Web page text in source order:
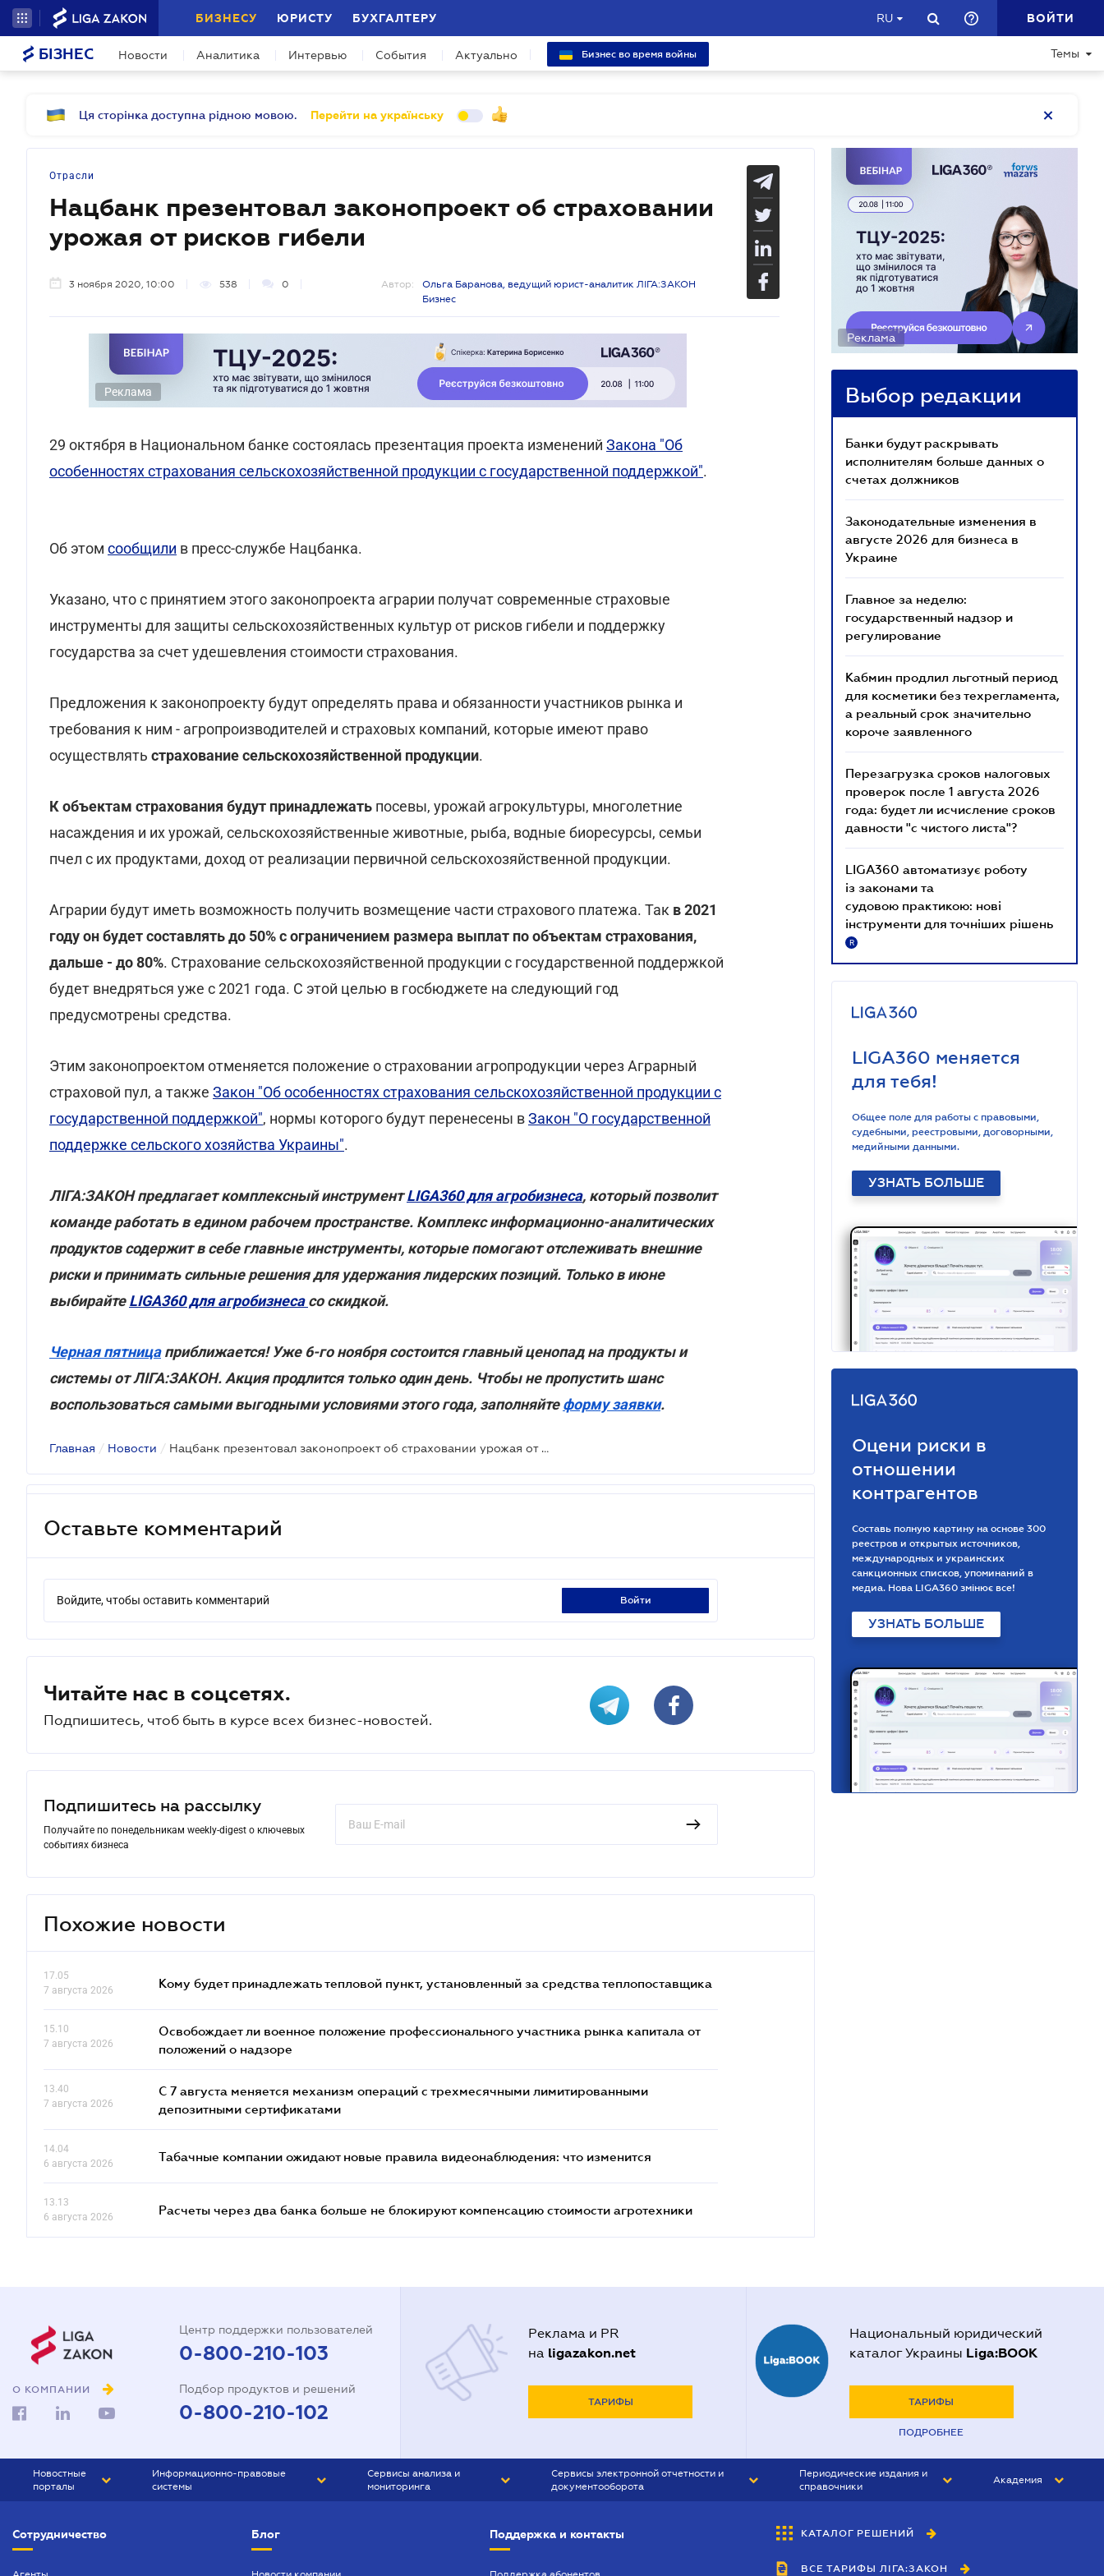
БИЗНЕСУ ЮРИСТУ БУХГАЛТЕРУ RU ВОЙТИ
БІЗНЕС Новости Аналитика Интервью События Актуально Бизнес во время войны Темы
Ця сторінка доступна рідною мовою. Перейти на українську
Отрасли
Нацбанк презентовал законопроект об страховании
урожая от рисков гибели
3 ноября 2020, 10:00 538 0 Автор:
Ольга Баранова, ведущий юрист-аналитик ЛІГА:ЗАКОН
Бизнес
Реклама
29 октября в Национальном банке состоялась презентация проекта изменений Закона "Об
особенностях страхования сельскохозяйственной продукции с государственной поддержкой".
Об этом сообщили в пресс-службе Нацбанка.
Указано, что с принятием этого законопроекта аграрии получат современные страховые
инструменты для защиты сельскохозяйственных культур от рисков гибели и поддержку
государства за счет удешевления стоимости страхования.
Предложения к законопроекту будут определять права и обязанности участников рынка и
требования к ним - агропроизводителей и страховых компаний, которые имеют право
осуществлять страхование сельскохозяйственной продукции.
К объектам страхования будут принадлежать посевы, урожай агрокультуры, многолетние
насаждения и их урожай, сельскохозяйственные животные, рыба, водные биоресурсы, семьи
пчел с их продуктами, доход от реализации первичной сельскохозяйственной продукции.
Аграрии будут иметь возможность получить возмещение части страхового платежа. Так в 2021
году он будет составлять до 50% с ограничением размера выплат по объектам страхования,
дальше - до 80%. Страхование сельскохозяйственной продукции с государственной поддержкой
будет внедряться уже с 2021 года. С этой целью в госбюджете на следующий год
предусмотрены средства.
Этим законопроектом отменяется положение о страховании агропродукции через Аграрный
страховой пул, а также Закон "Об особенностях страхования сельскохозяйственной продукции с
государственной поддержкой", нормы которого будут перенесены вЗакон "О государственной
поддержке сельского хозяйства Украины".
ЛІГА:ЗАКОН предлагает комплексный инструментLIGA360 для агробизнеса, который позволит
команде работать в едином рабочем пространстве. Комплекс информационно-аналитических
продуктов содержит в себе главные инструменты, которые помогают отслеживать внешние
риски и принимать сильные решения для удержания лидерских позиций. Только в июне
выбирайтеLIGA360 для агробизнесасо скидкой.
Черная пятницаприближается! Уже 6-го ноября состоится главный ценопад на продукты и
системы от ЛІГА:ЗАКОН. Акция продлится только один день. Чтобы не пропустить шанс
воспользоваться самыми выгодными условиями этого года, заполняйтеформу заявки.
Главная / Новости / Нацбанк презентовал законопроект об страховании урожая от рисков гибели
Оставьте комментарий
Войдите, чтобы оставить комментарий войти
Читайте нас в соцсетях.
Подпишитесь, чтоб быть в курсе всех бизнес-новостей.
Подпишитесь на рассылку
Получайте по понедельникам weekly-digest о ключевых
событиях бизнеса
Похожие новости
17.05
7 августа 2026
Кому будет принадлежать тепловой пункт, установленный за средства теплопоставщика
15.10
7 августа 2026
Освобождает ли военное положение профессионального участника рынка капитала от
положений о надзоре
13.40
7 августа 2026
С 7 августа меняется механизм операций с трехмесячными лимитированными
депозитными сертификатами
14.04
6 августа 2026
Табачные компании ожидают новые правила видеонаблюдения: что изменится
13.13
6 августа 2026
Расчеты через два банка больше не блокируют компенсацию стоимости агротехники
Реклама
Выбор редакции
Банки будут раскрывать
исполнителям больше данных о
счетах должников
Законодательные изменения в
августе 2026 для бизнеса в
Украине
Главное за неделю:
государственный надзор и
регулирование
Кабмин продлил льготный период
для косметики без техрегламента,
а реальный срок значительно
короче заявленного
Перезагрузка сроков налоговых
проверок после 1 августа 2026
года: будет ли исчисление сроков
давности "с чистого листа"?
LIGA360 автоматизує роботу
із законами та
судовою практикою: нові
інструменти для точніших рішень
R
LIGA360 меняется
для тебя!
Общее поле для работы с правовыми,
судебными, реестровыми, договорными,
медийными данными.
УЗНАТЬ БОЛЬШЕ
Оцени риски в
отношении
контрагентов
Составь полную картину на основе 300
реестров и открытых источников,
международных и украинских
санкционных списков, упоминаний в
медиа. Нова LIGA360 змінює все!
УЗНАТЬ БОЛЬШЕ
О КОМПАНИИ
Центр поддержки пользователей
0-800-210-103
Подбор продуктов и решений
0-800-210-102
Реклама и PR
на ligazakon.net
ТАРИФЫ
Национальный юридический
каталог Украины Liga:BOOK
ТАРИФЫ
ПОДРОБНЕЕ
Новостные
порталы
БИЗНЕС
Информационно-правовые
системы
Сервисы анализа и
мониторинга
Сервисы электронной отчетности и
документооборота
Периодические издания и
справочники
БУХГАЛТЕР&ЗАКОН
ВЕСТНИК МСФО
Академия
Сотрудничество Блог Поддержка и контакты КАТАЛОГ РЕШЕНИЙ
ВСЕ ТАРИФЫ ЛІГА:ЗАКОН